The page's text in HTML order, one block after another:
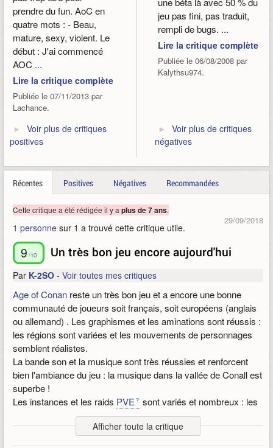
prendre du fun. AoC en
quatre mots : - Beau,
mature, sexy, violent. Le
début : J'ai commencé
AOC ...
Lire la critique complète
Publiée le 07/11/2013 par
Lachance.
jeu pas fini, pas traduit,
rempli de bugs. ...
Lire la critique complète
Publiée le 06/08/2008 par
Kalythsu974.
Voir plus de critiques
positives
Voir plus de critiques
négatives
Récentes Positives Négatives Recommandées
29/09/2018
Cette critique a été rédigée il y a plus de 7 ans.
1 personne sur 1 a trouvé cette critique utile.
9 /10 Un très bon jeu encore aujourd'hui
Par K-2SO - Voir toutes mes critiques
Age of Conan reste un très bon jeu et a encore une bonne
communauté de joueurs soit français, soit européens (anglais
ou allemand) . Les graphismes et les aminations sont réussis :
les régions sont variées et les mouvements de personnages
semblent réalistes.
La bande son et la musique sont très réussies et renforcent
bien l'ambiance du jeu : la musique dans la vallée de Conall est
superbe !
Les instances et les raids PVE
sont variés et nombreux : les
tactiques pour réussir la partie PVE sont intéressantes et pas
évidentes à trouver soi-même. Il existe des raids T6 et depuis
Afficher toute la critique